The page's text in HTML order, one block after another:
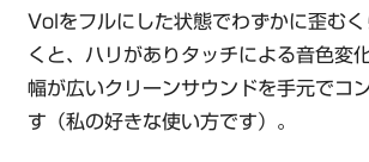
Volをフルにした状態でわずかに歪む
くと、ハリがありタッチによる音色変
幅が広いクリーンサウンドを手元でコ
す（私の好きな使い方です）。